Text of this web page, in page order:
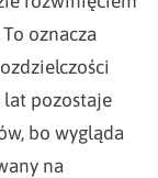
oznacza
lat pozostaje
bo wygląda
na